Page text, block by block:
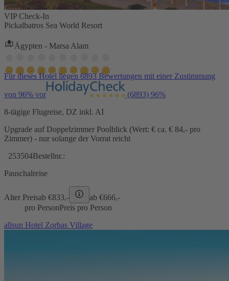
VIP Check-In
Pickalbatros Sea World Resort
Ägypten - Marsa Alam
Für dieses Hotel liegen 6893 Bewertungen mit einer Zustimmung
von 96% vor (6893) 96%
8-tägige Flugreise, DZ inkl. AI
Upgrade auf Doppelzimmer Poolblick (Wert: € ca. € 84,- pro
Zimmer) - nur solange der Vorrat reicht
253504Bestellnr.:
Pauschalreise
Alter Preisab €833,- ab €666,-
pro PersonPreis pro Person
allsun Hotel Zorbas Village